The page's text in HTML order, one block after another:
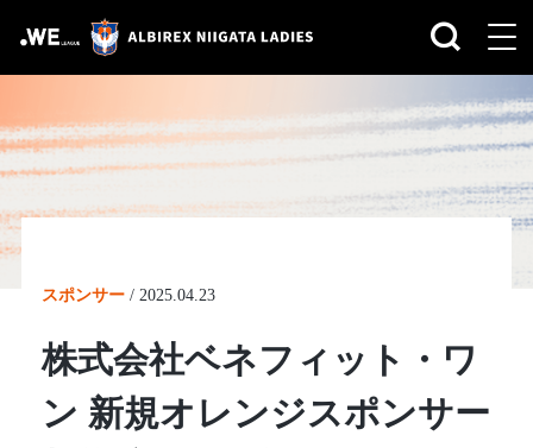
スポンサー / 2025.04.23
株式会社ベネフィット・ワ
ン 新規オレンジスポンサー